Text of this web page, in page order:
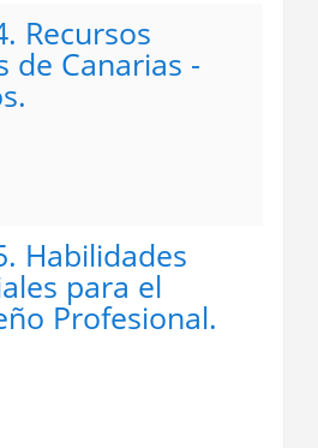
Recursos
de Canarias -
Habilidades
para el
Profesional.